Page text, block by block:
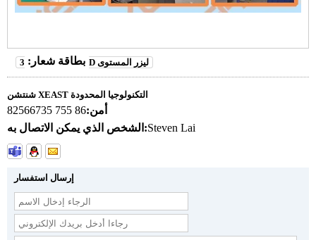
بطاقة شعار: 3D ليزر المستوى
شنتشن XEAST التكنولوجيا المحدودة
أمن:86 755 82566735
الشخص الذي يمكن الاتصال به:Steven Lai
إرسال استفسار